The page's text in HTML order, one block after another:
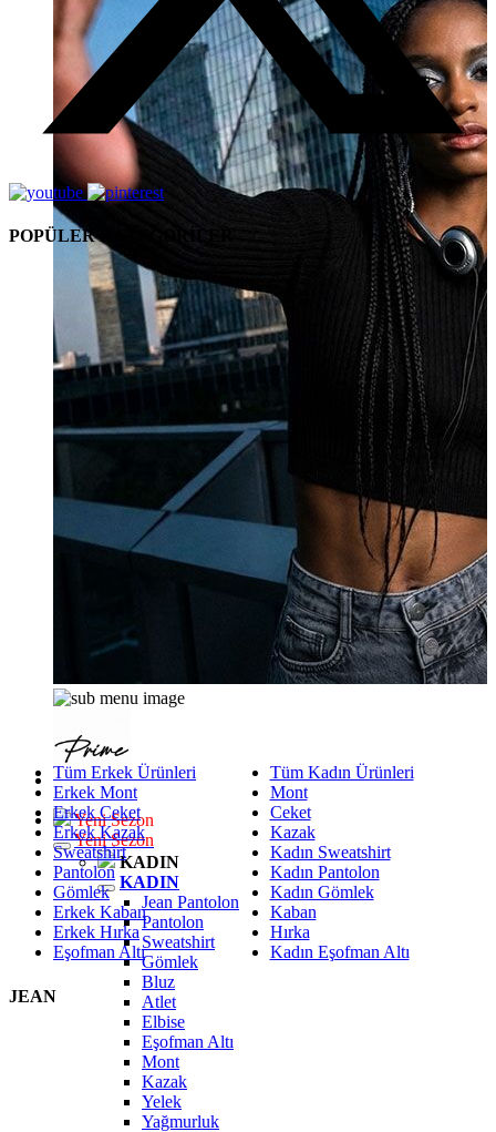
Yeni Sezon
Yeni Sezon
KADIN
KADIN
Jean Pantolon
Pantolon
Sweatshirt
Gömlek
Bluz
Atlet
Elbise
Eşofman Altı
Mont
Kazak
Yelek
Yağmurluk
POPÜLER KATEGORİLER
Tüm Erkek Ürünleri
Erkek Mont
Erkek Ceket
Erkek Kazak
Sweatshirt
Pantolon
Gömlek
Erkek Kaban
Erkek Hırka
Eşofman Altı
Tüm Kadın Ürünleri
Mont
Ceket
Kazak
Kadın Sweatshirt
Kadın Pantolon
Kadın Gömlek
Kaban
Hırka
Kadın Eşofman Altı
JEAN